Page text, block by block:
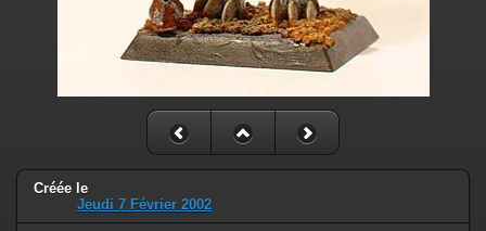
Créée le
Jeudi 7 Février 2002